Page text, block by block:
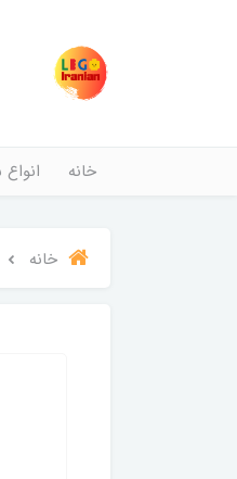
خانه
خانه